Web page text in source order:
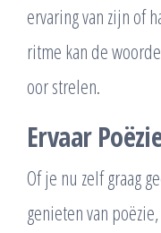
ervaring van zijn of
ritme kan de
oor strelen.
Ervaar
Of je nu zelf graag
genieten van